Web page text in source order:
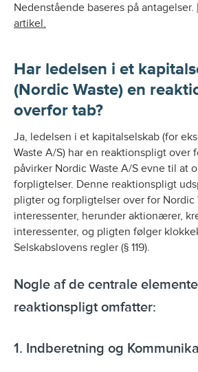
Nedenstående baseres på antagelser.
artikel.
Har ledelsen i et
(Nordic Waste) en
overfor tab?
Ja, ledelsen i et kapitalselskab (for
Waste A/S) har en reaktionspligt over
påvirker Nordic Waste A/S evne til at
forpligtelser. Denne reaktionspligt
pligter og forpligtelser over for Nordic
interessenter, herunder aktionærer,
interessenter, og pligten følger
Selskabslovens regler (§ 119).
Nogle af de centrale
reaktionspligt omfatter:
1. Indberetning og